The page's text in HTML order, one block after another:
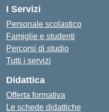
I Servizi
Personale scolastico
Famiglie e studenti
Percorsi di studio
Tutti i servizi
Didattica
Offerta formativa
Le schede didattiche